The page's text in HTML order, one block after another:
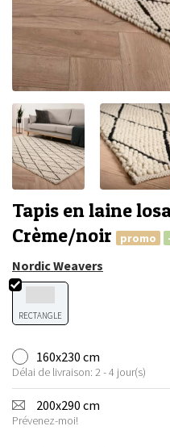
Tapis en laine
Crème/noir
promo
Nordic Weavers
RECTANGLE
160x230 cm
Délai de livraison: 2 - 4 jour(s)
200x290 cm
Prévenez-moi!